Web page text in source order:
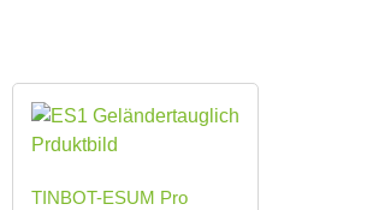
TINBOT-ESUM Pro